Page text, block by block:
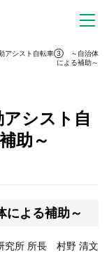
アシスト自転車③ ～自治体
による補助～
シスト自
助～
よる補助～
究所 所長 村野 清文